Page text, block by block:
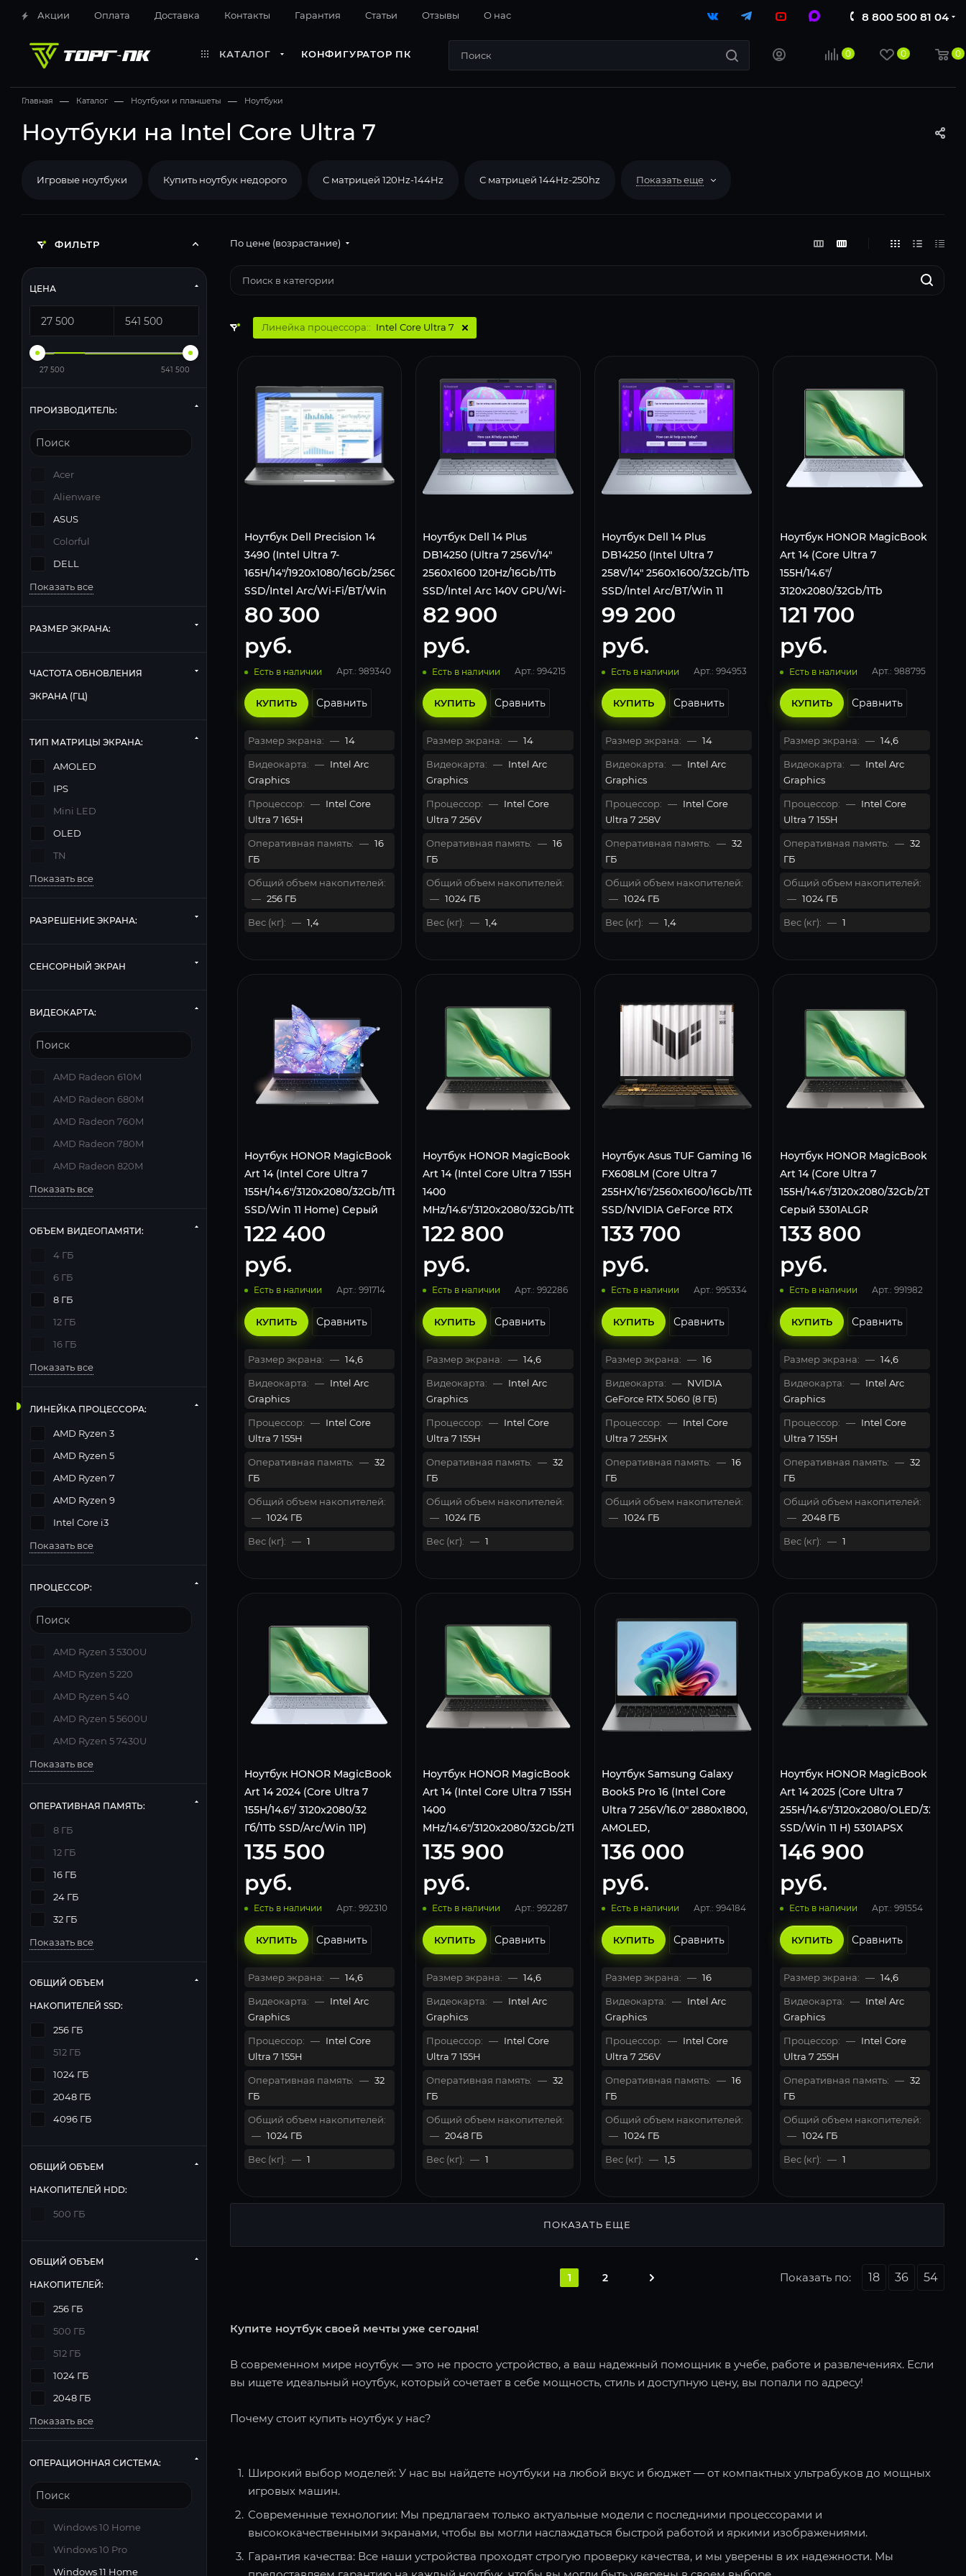
Акции Оплата Доставка Контакты Гарантия Cтатьи Отзывы О нас 8 800 500 81 04
КАТАЛОГ КОНФИГУРАТОР ПК 0 0 0
Главная — Каталог — Ноутбуки и планшеты — Ноутбуки
Ноутбуки на Intel Core Ultra 7
Игровые ноутбуки Купить ноутбук недорого С матрицей 120Hz-144Hz С матрицей 144Hz-250hz Показать еще
По цене (возрастание)
Линейка процессора:: Intel Core Ultra 7
Ноутбук Dell Precision 14
3490 (Intel Ultra 7-
165H/14"/1920x1080/16Gb/256Gb
SSD/Intel Arc/Wi-Fi/BT/Win
11 Pro)
80 300
руб.
Есть в наличии Арт.: 989340
КУПИТЬ Сравнить
Размер экрана: — 14
Видеокарта: — Intel Arc
Graphics
Процессор: — Intel Core
Ultra 7 165H
Оперативная память: — 16
ГБ
Общий объем накопителей:
— 256 ГБ
Вес (кг): — 1,4
Ноутбук Dell 14 Plus
DB14250 (Ultra 7 256V/14"
2560x1600 120Hz/16Gb/1Tb
SSD/Intel Arc 140V GPU/Wi-
Fi 7/BT/Win 11 Home) Ice
Blue
82 900
руб.
Есть в наличии Арт.: 994215
КУПИТЬ Сравнить
Размер экрана: — 14
Видеокарта: — Intel Arc
Graphics
Процессор: — Intel Core
Ultra 7 256V
Оперативная память: — 16
ГБ
Общий объем накопителей:
— 1024 ГБ
Вес (кг): — 1,4
Ноутбук Dell 14 Plus
DB14250 (Intel Ultra 7
258V/14" 2560x1600/32Gb/1Tb
SSD/Intel Arc/BT/Win 11
Home) Ice Blue
99 200
руб.
Есть в наличии Арт.: 994953
КУПИТЬ Сравнить
Размер экрана: — 14
Видеокарта: — Intel Arc
Graphics
Процессор: — Intel Core
Ultra 7 258V
Оперативная память: — 32
ГБ
Общий объем накопителей:
— 1024 ГБ
Вес (кг): — 1,4
Ноутбук HONOR MagicBook
Art 14 (Core Ultra 7
155H/14.6"/
3120x2080/32Gb/1Tb
SSD/Arc/Win 11) 5301AKRW
White
121 700
руб.
Есть в наличии Арт.: 988795
КУПИТЬ Сравнить
Размер экрана: — 14,6
Видеокарта: — Intel Arc
Graphics
Процессор: — Intel Core
Ultra 7 155H
Оперативная память: — 32
ГБ
Общий объем накопителей:
— 1024 ГБ
Вес (кг): — 1
Ноутбук HONOR MagicBook
Art 14 (Intel Core Ultra 7
155H/14.6"/3120x2080/32Gb/1Tb
SSD/Win 11 Home) Серый
5301ALGR
122 400
руб.
Есть в наличии Арт.: 991714
КУПИТЬ Сравнить
Размер экрана: — 14,6
Видеокарта: — Intel Arc
Graphics
Процессор: — Intel Core
Ultra 7 155H
Оперативная память: — 32
ГБ
Общий объем накопителей:
— 1024 ГБ
Вес (кг): — 1
Ноутбук HONOR MagicBook
Art 14 (Intel Core Ultra 7 155H
1400
MHz/14.6"/3120x2080/32Gb/1Tb/Win
11Pro) Серый 5301ALGR
122 800
руб.
Есть в наличии Арт.: 992286
КУПИТЬ Сравнить
Размер экрана: — 14,6
Видеокарта: — Intel Arc
Graphics
Процессор: — Intel Core
Ultra 7 155H
Оперативная память: — 32
ГБ
Общий объем накопителей:
— 1024 ГБ
Вес (кг): — 1
Ноутбук Asus TUF Gaming 16
FX608LM (Core Ultra 7
255HX/16"/2560х1600/16Gb/1Tb
SSD/NVIDIA GeForce RTX
5060 8Gb/Win 11 Home) Gray
133 700
руб.
Есть в наличии Арт.: 995334
КУПИТЬ Сравнить
Размер экрана: — 16
Видеокарта: — NVIDIA
GeForce RTX 5060 (8 ГБ)
Процессор: — Intel Core
Ultra 7 255HX
Оперативная память: — 16
ГБ
Общий объем накопителей:
— 1024 ГБ
Ноутбук HONOR MagicBook
Art 14 (Core Ultra 7
155H/14.6"/3120x2080/32Gb/2Tb/
Серый 5301ALGR
133 800
руб.
Есть в наличии Арт.: 991982
КУПИТЬ Сравнить
Размер экрана: — 14,6
Видеокарта: — Intel Arc
Graphics
Процессор: — Intel Core
Ultra 7 155H
Оперативная память: — 32
ГБ
Общий объем накопителей:
— 2048 ГБ
Вес (кг): — 1
Ноутбук HONOR MagicBook
Art 14 2024 (Core Ultra 7
155H/14.6"/ 3120x2080/32
Гб/1Tb SSD/Arc/Win 11P)
5301AKRW White
135 500
руб.
Есть в наличии Арт.: 992310
КУПИТЬ Сравнить
Размер экрана: — 14,6
Видеокарта: — Intel Arc
Graphics
Процессор: — Intel Core
Ultra 7 155H
Оперативная память: — 32
ГБ
Общий объем накопителей:
— 1024 ГБ
Вес (кг): — 1
Ноутбук HONOR MagicBook
Art 14 (Intel Core Ultra 7 155H
1400
MHz/14.6"/3120x2080/32Gb/2Tb/Win11Pro
Серый 5301ALGR
135 900
руб.
Есть в наличии Арт.: 992287
КУПИТЬ Сравнить
Размер экрана: — 14,6
Видеокарта: — Intel Arc
Graphics
Процессор: — Intel Core
Ultra 7 155H
Оперативная память: — 32
ГБ
Общий объем накопителей:
— 2048 ГБ
Вес (кг): — 1
Ноутбук Samsung Galaxy
Book5 Pro 16 (Intel Core
Ultra 7 256V/16.0" 2880x1800,
AMOLED,
Сенсорный/16Gb/1Tb
SSD/Win 11 Home) Gray
136 000
руб.
Есть в наличии Арт.: 994184
КУПИТЬ Сравнить
Размер экрана: — 16
Видеокарта: — Intel Arc
Graphics
Процессор: — Intel Core
Ultra 7 256V
Оперативная память: — 16
ГБ
Общий объем накопителей:
— 1024 ГБ
Вес (кг): — 1,5
Ноутбук HONOR MagicBook
Art 14 2025 (Core Ultra 7
255H/14.6"/3120x2080/OLED/32Gb/
SSD/Win 11 H) 5301APSX
Green
146 900
руб.
Есть в наличии Арт.: 991554
КУПИТЬ Сравнить
Размер экрана: — 14,6
Видеокарта: — Intel Arc
Graphics
Процессор: — Intel Core
Ultra 7 255H
Оперативная память: — 32
ГБ
Общий объем накопителей:
— 1024 ГБ
Вес (кг): — 1
ПОКАЗАТЬ ЕЩЕ
1 2 Показать по: 18 36 54
Купите ноутбук своей мечты уже сегодня!
В современном мире ноутбук — это не просто устройство, а ваш надежный помощник в учебе, работе и развлечениях. Если
вы ищете идеальный ноутбук, который сочетает в себе мощность, стиль и доступную цену, вы попали по адресу!
Почему стоит купить ноутбук у нас?
Широкий выбор моделей: У нас вы найдете ноутбуки на любой вкус и бюджет — от компактных ультрабуков до мощных
игровых машин.
Современные технологии: Мы предлагаем только актуальные модели с последними процессорами и
высококачественными экранами, чтобы вы могли наслаждаться быстрой работой и яркими изображениями.
Гарантия качества: Все наши устройства проходят строгую проверку качества, и мы уверены в их надежности. Мы
ФИЛЬТР
ЦЕНА
27 500 541 500
ПРОИЗВОДИТЕЛЬ:
Acer
Alienware
ASUS
Colorful
DELL
Показать все
РАЗМЕР ЭКРАНА:
ЧАСТОТА ОБНОВЛЕНИЯ
ЭКРАНА (ГЦ)
ТИП МАТРИЦЫ ЭКРАНА:
AMOLED
IPS
Mini LED
OLED
TN
Показать все
РАЗРЕШЕНИЕ ЭКРАНА:
СЕНСОРНЫЙ ЭКРАН
ВИДЕОКАРТА:
AMD Radeon 610M
AMD Radeon 680M
AMD Radeon 760M
AMD Radeon 780M
AMD Radeon 820M
Показать все
ОБЪЕМ ВИДЕОПАМЯТИ:
4 ГБ
6 ГБ
8 ГБ
12 ГБ
16 ГБ
Показать все
ЛИНЕЙКА ПРОЦЕССОРА:
AMD Ryzen 3
AMD Ryzen 5
AMD Ryzen 7
AMD Ryzen 9
Intel Core i3
Показать все
ПРОЦЕССОР:
AMD Ryzen 3 5300U
AMD Ryzen 5 220
AMD Ryzen 5 40
AMD Ryzen 5 5600U
AMD Ryzen 5 7430U
Показать все
ОПЕРАТИВНАЯ ПАМЯТЬ:
8 ГБ
12 ГБ
16 ГБ
24 ГБ
32 ГБ
Показать все
ОБЩИЙ ОБЪЕМ
НАКОПИТЕЛЕЙ SSD:
256 ГБ
512 ГБ
1024 ГБ
2048 ГБ
4096 ГБ
ОБЩИЙ ОБЪЕМ
НАКОПИТЕЛЕЙ HDD:
500 ГБ
ОБЩИЙ ОБЪЕМ
НАКОПИТЕЛЕЙ:
256 ГБ
500 ГБ
512 ГБ
1024 ГБ
2048 ГБ
Показать все
ОПЕРАЦИОННАЯ СИСТЕМА:
Windows 10 Home
Windows 10 Pro
Windows 11 Home